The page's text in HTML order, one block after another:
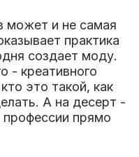
может и не самая
практика
создает моду.
- креативного
это такой, как
А на десерт -
профессии прямо